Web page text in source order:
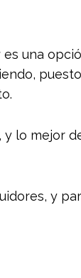
una
y lo mejor
y